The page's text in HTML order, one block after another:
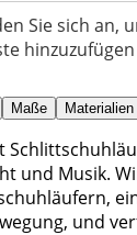
Sie sich an,
hinzuzufügen
Maße Materialien
und Musik.
und